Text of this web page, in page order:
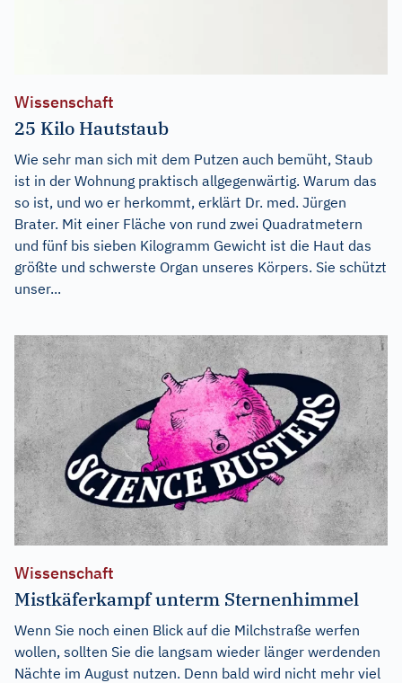
Wissenschaft
25 Kilo Hautstaub
Wie sehr man sich mit dem Putzen auch bemüht, Staub
ist in der Wohnung praktisch allgegenwärtig. Warum das
so ist, und wo er herkommt, erklärt Dr. med. Jürgen
Brater. Mit einer Fläche von rund zwei Quadratmetern
und fünf bis sieben Kilogramm Gewicht ist die Haut das
größte und schwerste Organ unseres Körpers. Sie schützt
unser...
Wissenschaft
Mistkäferkampf unterm Sternenhimmel
Wenn Sie noch einen Blick auf die Milchstraße werfen
wollen, sollten Sie die langsam wieder länger werdenden
Nächte im August nutzen. Denn bald wird nicht mehr viel